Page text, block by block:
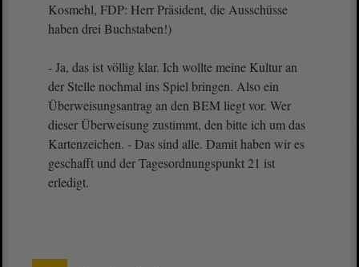
Kosmehl, FDP: Herr Präsident, die Ausschüsse
haben drei Buchstaben!)
- Ja, das ist völlig klar. Ich wollte meine Kultur an
der Stelle nochmal ins Spiel bringen. Also ein
Überweisungsantrag an den BEM liegt vor. Wer
dieser Überweisung zustimmt, den bitte ich um das
Kartenzeichen. - Das sind alle. Damit haben wir es
geschafft und der Tagesordnungspunkt 21 ist
erledigt.